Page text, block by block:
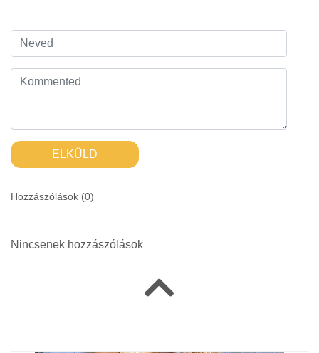
ELKÜLD
Hozzászólások (0)
Nincsenek hozzászólások